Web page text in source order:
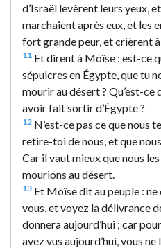
d’Israël levèrent leurs yeux,
marchaient après eux, et les
fort grande peur, et crièrent à
11 Et dirent à Moïse : est-ce
sépulcres en Égypte, que tu
mourir au désert ? Qu’est-ce
avoir fait sortir d’Égypte ?
12 N’est-ce pas ce que nous
retire-toi de nous, et que
Car il vaut mieux que nous
mourions au désert.
13 Et Moïse dit au peuple :
vous, et voyez la délivrance
donnera aujourd’hui ; car
avez vus aujourd’hui, vous ne